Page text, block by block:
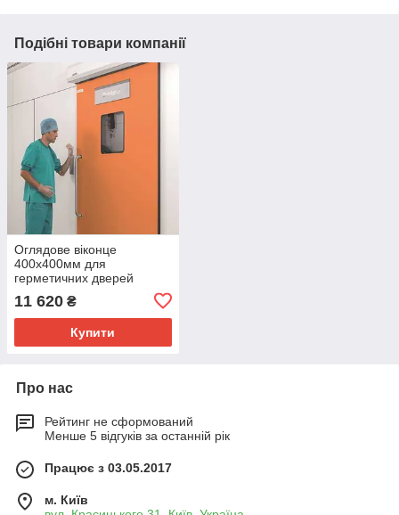
Подібні товари компанії
Оглядове віконце
400х400мм для
герметичних дверей
11 620 ₴
Купити
Про нас
Рейтинг не сформований
Менше 5 відгуків за останній рік
Працює з 03.05.2017
м. Київ